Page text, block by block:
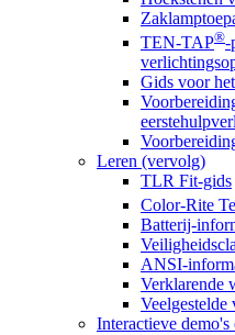
TEN-TAP®-
Gids voor
Leren (vervolg)
TLR Fit-gids
Color-Rite
Batterij-
ANSI-
Verklarende
Veelgestelde
Interactieve demo's